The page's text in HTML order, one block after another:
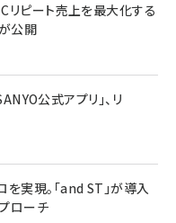
リピート売上を最大化する
公開
公式アプリ」、リ
実現。「and ST」が導入
ローチ